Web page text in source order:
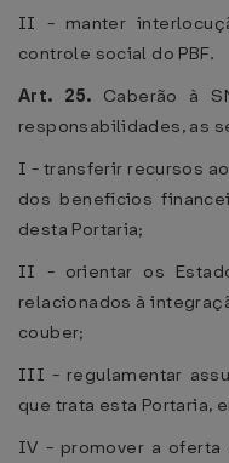
II - manter
controle social do PBF.
Art. 25. Caberão à
responsabilidades, as
I - transferir recursos
dos benefícios
desta Portaria;
II - orientar os
relacionados à
couber;
III - regulamentar
que trata esta Portaria,
IV - promover a oferta